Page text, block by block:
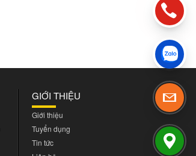
GIỚI THIỆU
Giới thiệu
Tuyển dụng
Tin tức